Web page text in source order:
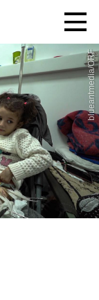
blueantmedia/ORF